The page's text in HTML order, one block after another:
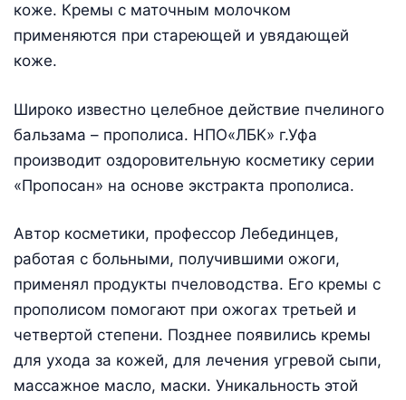
коже. Кремы с маточным молочком
применяются при стареющей и увядающей
коже.
Широко известно целебное действие пчелиного
бальзама – прополиса. НПО«ЛБК» г.Уфа
производит оздоровительную косметику серии
«Пропосан» на основе экстракта прополиса.
Автор косметики, профессор Лебединцев,
работая с больными, получившими ожоги,
применял продукты пчеловодства. Его кремы с
прополисом помогают при ожогах третьей и
четвертой степени. Позднее появились кремы
для ухода за кожей, для лечения угревой сыпи,
массажное масло, маски. Уникальность этой